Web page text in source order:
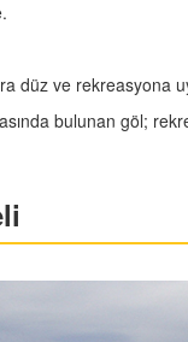
düz ve
bulunan göl;